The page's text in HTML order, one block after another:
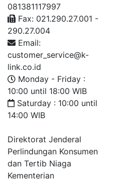
081381117997
Fax: 021.290.27.001 -
290.27.004
Email:
customer_service@k-
link.co.id
Monday - Friday :
10:00 until 18:00 WIB
Saturday : 10:00 until
14:00 WIB
Direktorat Jenderal
Perlindungan Konsumen
dan Tertib Niaga
Kementerian